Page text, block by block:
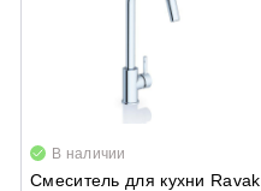
В наличии
Смеситель для кухни Ravak